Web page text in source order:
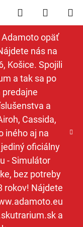
opäť
nás na
Košice. Spojili
a tak sa po
a
Cassida,
iného aj na
oficiálny
- Simulátor
bez potreby
rokov! Nájdete
a
Hľadať
KOŠÍK